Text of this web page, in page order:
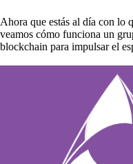
Ahora que estás al día con lo
veamos cómo funciona un
blockchain para impulsar el